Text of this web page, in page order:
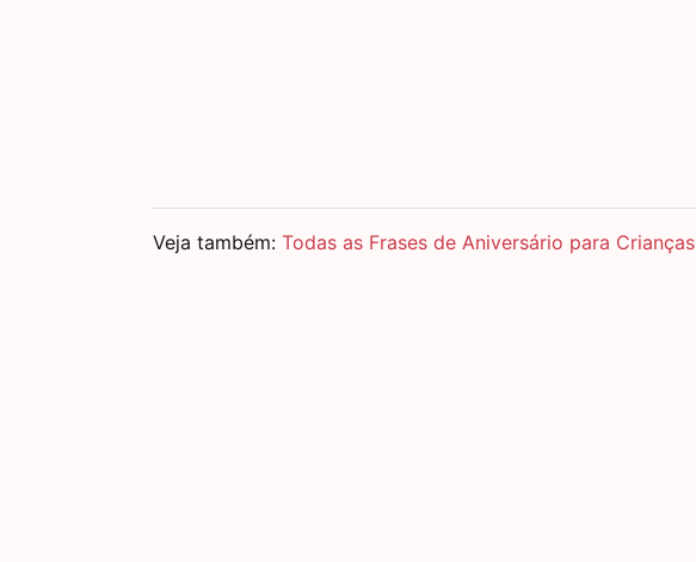
Veja também: Todas as Frases de Aniversário para Crianças